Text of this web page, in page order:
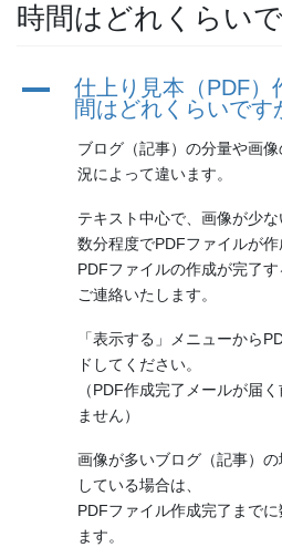
時間はどれくらい
A
仕上り見本（PDF）
間はどれくらいです
ブログ（記事）の分量や画
況によって違います。
テキスト中心で、画像が少な
数分程度でPDFファイルが作
PDFファイルの作成が完了
ご連絡いたします。
「表示する」メニューから
ドしてください。
（PDF作成完了メールが届
ません）
画像が多いブログ（記事）
している場合は、
PDFファイル作成完了まで
ます。